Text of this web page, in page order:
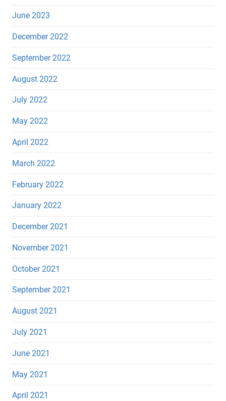
June 2023
December 2022
September 2022
August 2022
July 2022
May 2022
April 2022
March 2022
February 2022
January 2022
December 2021
November 2021
October 2021
September 2021
August 2021
July 2021
June 2021
May 2021
April 2021